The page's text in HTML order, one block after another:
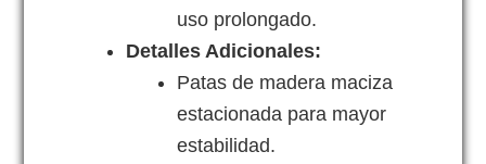
uso prolongado.
Detalles Adicionales:
Patas de madera maciza
estacionada para mayor
estabilidad.